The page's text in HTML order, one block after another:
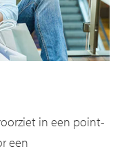
in een point-
een